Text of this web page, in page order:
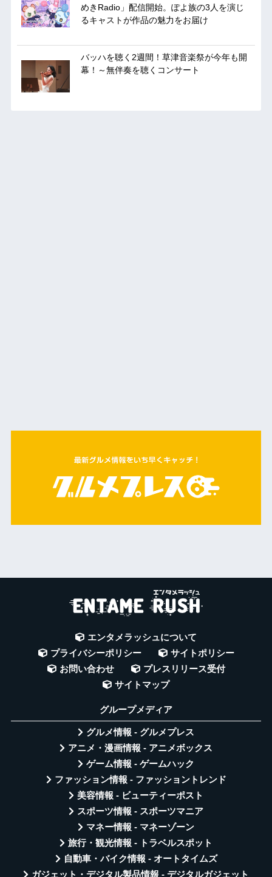
めきRadio」配信開始。ぽよ族の3人を演じ
るキャストが作品の魅力をお届け
バッハを聴く2週間！草津音楽祭が今年も開
幕！～無伴奏を聴くコンサート
エンタメラッシュについて
プライバシーポリシー
サイトポリシー
お問い合わせ
プレスリリース受付
サイトマップ
グループメディア
グルメ情報 - グルメプレス
アニメ・漫画情報 - アニメボックス
ゲーム情報 - ゲームハック
ファッション情報 - ファッショントレンド
美容情報 - ビューティーポスト
スポーツ情報 - スポーツマニア
マネー情報 - マネーゾーン
旅行・観光情報 - トラベルスポット
自動車・バイク情報 - オートタイムズ
ガジェット・デジタル製品情報 - デジタルガジェット